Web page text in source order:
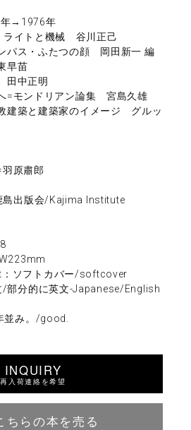
→1976年
イトと機械 谷川正己
パス・ふたつの顔 岡田新一 編
早苗
中正明
=モンドリアン論集 宮島久雄
建築と建築家のイメージ グルッ
原肅郎
島出版会/Kajima Institute
ソフトカバー/softcover
部分的に英文-Japanese/English
み。/good.
INQUIRY
再入荷連絡を希望
ちらの本を売る